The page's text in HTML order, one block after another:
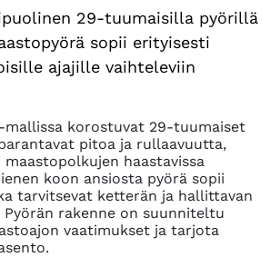
29-tuumaisilla pyörillä
sopii erityisesti
ajajille vaihteleviin
-mallissa korostuvat 29-tuumaiset
pitoa ja rullaavuutta,
maastopolkujen haastavissa
koon ansiosta pyörä sopii
tarvitsevat ketterän ja hallittavan
Pyörän rakenne on suunniteltu
vaatimukset ja tarjota